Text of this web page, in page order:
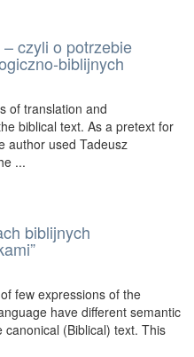
– czyli o potrzebie
of translation and
biblical text. As a pretext for
author used Tadeusz
...
biblijnych
few expressions of the
have different semantic
(Biblical) text. This